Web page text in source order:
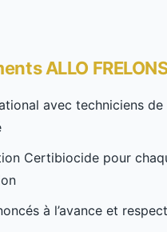
ALLO
avec techniciens de
Certibiocide pour
à l’avance et